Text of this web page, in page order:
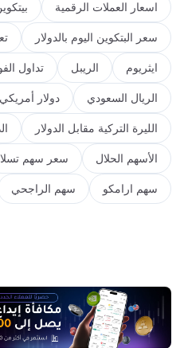
اسعار العملات الرقمية
سعر البتكوين اليوم بالدولار
ايثريوم الريبل تداول
الريال السعودي دولار أمريكي
الليرة التركية مقابل الدولار
الأسهم الحلال سعر سهم تسلا
سهم ارامكو سهم الراجحي